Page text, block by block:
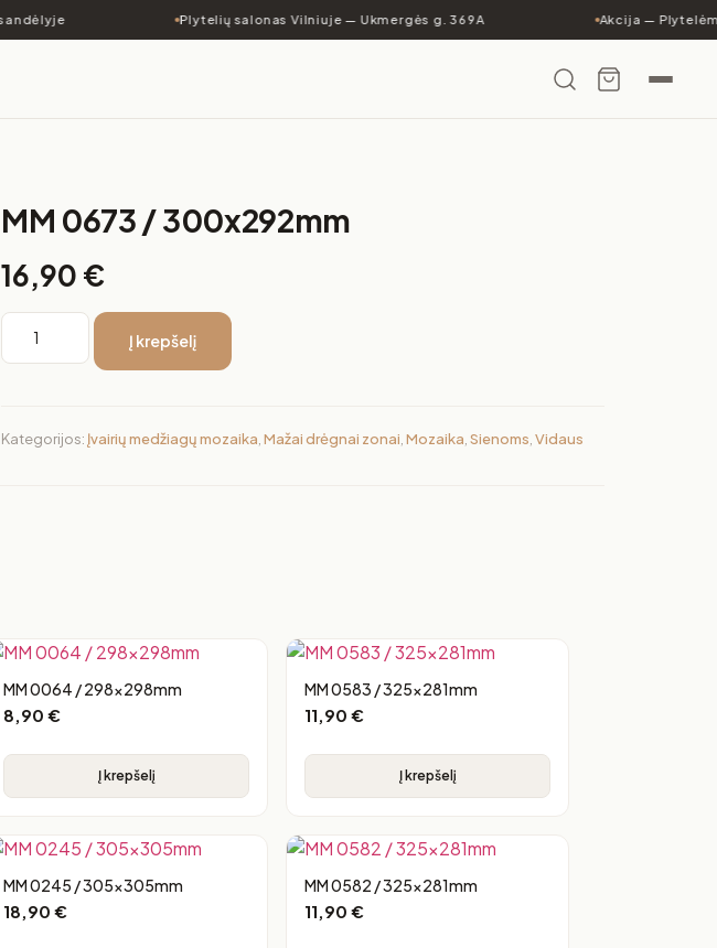
Plytelių salonas Vilniuje — Ukmergės g. 369A Akcija —
MM 0673 / 300x292mm
16,90 €
Į krepšelį
Kategorijos: Įvairių medžiagų mozaika,Mažai drėgnai zonai,Mozaika,Sienoms,Vidaus
MM 0064 / 298x298mm
8,90 €
Į krepšelį
MM 0583 / 325x281mm
11,90 €
Į krepšelį
MM 0245 / 305x305mm
18,90 €
MM 0582 / 325x281mm
11,90 €